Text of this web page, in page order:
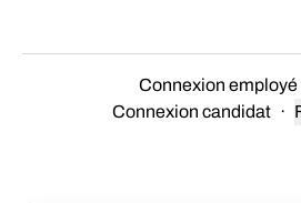
Connexion employé
Connexion candidat ·